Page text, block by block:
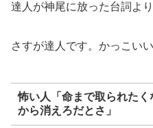
達人が神尾に放った台詞より
さすが達人です。かっこい
怖い人「命まで取られた
から消えろだとさ」